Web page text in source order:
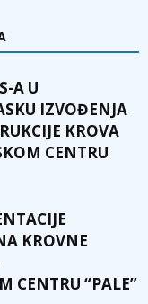
A U
IZVOĐENJA
KROVA
CENTRU
KROVNE
CENTRU “PALE”